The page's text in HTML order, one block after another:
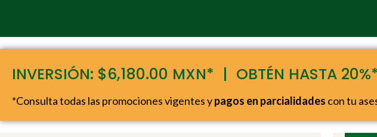
INVERSIÓN: $6,180.00 MXN* | OBTÉN HASTA
*Consulta todas las promociones vigentes ypagos en parcialidades con tu